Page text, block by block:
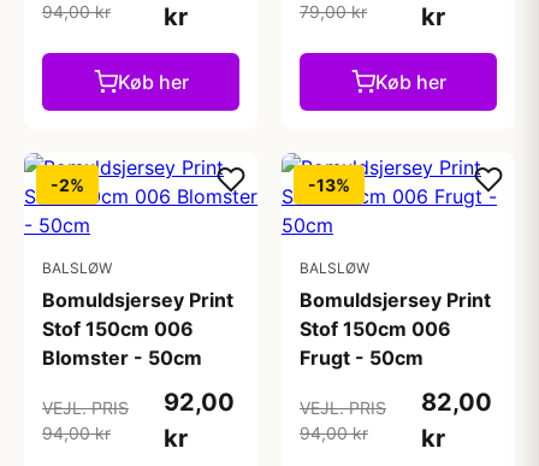
94,00 kr
kr
Køb her
79,00 kr
kr
Køb her
-2%
BALSLØW
Bomuldsjersey Print
Stof 150cm 006
Blomster - 50cm
VEJL. PRIS
94,00 kr
92,00
kr
-13%
BALSLØW
Bomuldsjersey Print
Stof 150cm 006
Frugt - 50cm
VEJL. PRIS
94,00 kr
82,00
kr